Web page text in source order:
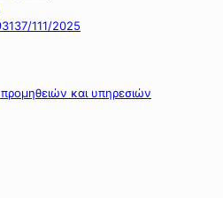
111/2025
και υπηρεσιών